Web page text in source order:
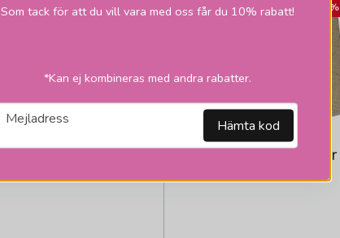
HALLBERGS BELYSNING
Bali skärmar oval natur
22%
Som tack för att du vill vara med oss får du 10% rabatt!
*Kan ej kombineras med andra rabatter.
email
Mejladress Hämta kod